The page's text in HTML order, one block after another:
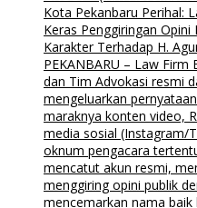
Kota Pekanbaru Perihal:
Keras Penggiringan
Karakter Terhadap H.
PEKANBARU – Law
dan Tim Advokasi resmi
mengeluarkan
maraknya konten video,
media sosial (Instagram/
oknum pengacara
mencatut akun resmi,
menggiring opini publik
mencemarkan nama